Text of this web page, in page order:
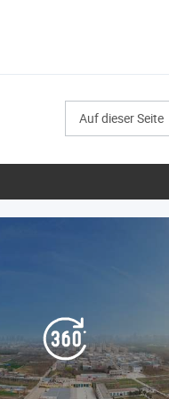
Auf dieser Seite